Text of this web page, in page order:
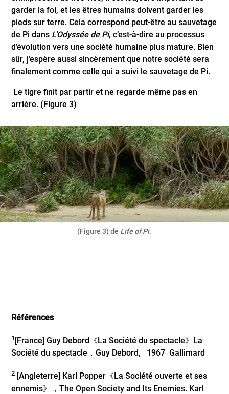
garder la foi, et les êtres humains doivent garder les
pieds sur terre. Cela correspond peut-être au sauvetage
de Pi dans L’Odyssée de Pi, c’est-à-dire au processus
d’évolution vers une société humaine plus mature. Bien
sûr, j’espère aussi sincèrement que notre société sera
finalement comme celle qui a suivi le sauvetage de Pi.
Le tigre finit par partir et ne regarde même pas en
arrière. (Figure 3)
(Figure 3) de Life of Pi.
Références
1 [France] Guy Debord《La Société du spectacle》La
Société du spectacle，Guy Debord, 1967 Gallimard
2 [Angleterre] Karl Popper《La Société ouverte et ses
ennemis》，The Open Society and Its Enemies. Karl